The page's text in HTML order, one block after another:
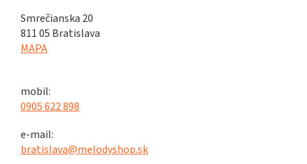
Smrečianska 20
811 05 Bratislava
MAPA
mobil:
0905 622 898
e-mail:
bratislava@melodyshop.sk